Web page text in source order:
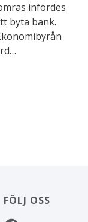
infördes
byta bank.
FÖLJ OSS